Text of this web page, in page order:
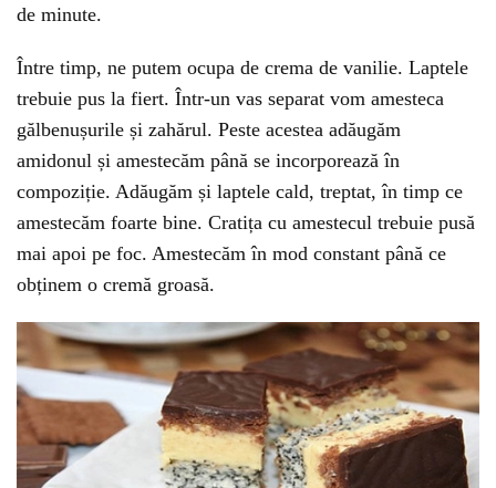
de minute.
Între timp, ne putem ocupa de crema de vanilie. Laptele
trebuie pus la fiert. Într-un vas separat vom amesteca
gălbenușurile și zahărul. Peste acestea adăugăm
amidonul și amestecăm până se incorporează în
compoziție. Adăugăm și laptele cald, treptat, în timp ce
amestecăm foarte bine. Cratița cu amestecul trebuie pusă
mai apoi pe foc. Amestecăm în mod constant până ce
obținem o cremă groasă.